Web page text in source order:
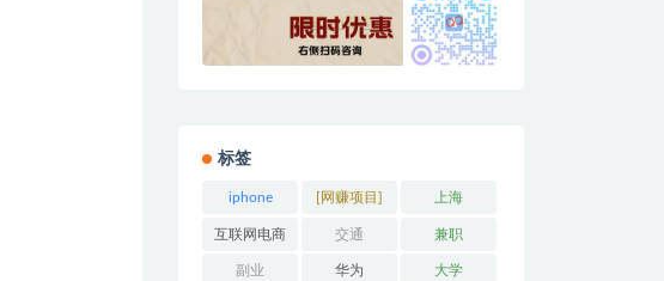
标签
iphone [网赚项目] 上海
互联网电商 交通 兼职
副业 华为 大学